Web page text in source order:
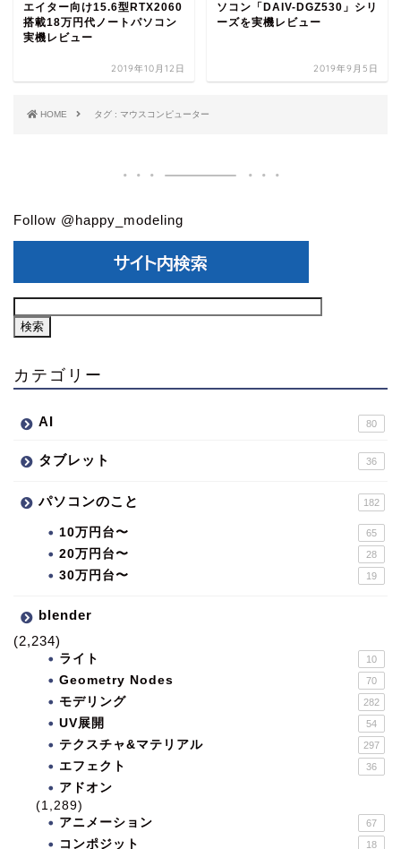
エイター向け15.6型RTX2060
搭載18万円代ノートパソコン
実機レビュー
2019年10月12日
ソコン「DAIV-DGZ530」シリ
ーズを実機レビュー
2019年9月5日
HOME タグ : マウスコンピューター
Follow @happy_modeling
カテゴリー
AI 80
タブレット 36
パソコンのこと 182
10万円台〜 65
20万円台〜 28
30万円台〜 19
blender
(2,234)
ライト 10
Geometry Nodes 70
モデリング 282
UV展開 54
テクスチャ&マテリアル 297
エフェクト 36
アドオン
(1,289)
アニメーション
67
コンポジット 18